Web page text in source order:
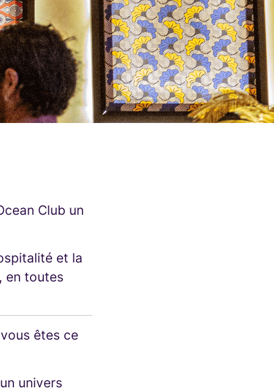
Club un
et la
en toutes
êtes ce
univers